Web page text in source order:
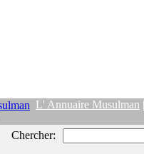
L' Annuaire Musulman
Chercher: